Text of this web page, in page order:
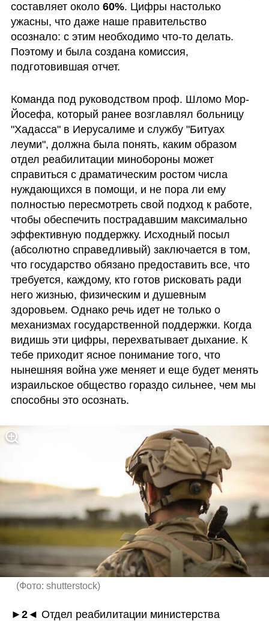
составляет около 60%. Цифры настолько
ужасны, что даже наше правительство
осознало: с этим необходимо что-то делать.
Поэтому и была создана комиссия,
подготовившая отчет.
Команда под руководством проф. Шломо Мор-
Йосефа, который ранее возглавлял больницу
"Хадасса" в Иерусалиме и службу "Битуах
леуми", должна была понять, каким образом
отдел реабилитации минобороны может
справиться с драматическим ростом числа
нуждающихся в помощи, и не пора ли ему
полностью пересмотреть свой подход к работе,
чтобы обеспечить пострадавшим максимально
эффективную поддержку. Исходный посыл
(абсолютно справедливый) заключается в том,
что государство обязано предоставить все, что
требуется, каждому, кто готов рисковать ради
него жизнью, физическим и душевным
здоровьем. Однако речь идет не только о
механизмах государственной поддержки. Когда
видишь эти цифры, перехватывает дыхание. К
тебе приходит ясное понимание того, что
нынешняя война уже меняет и еще будет менять
израильское общество гораздо сильнее, чем мы
способны это осознать.
(Фото: shutterstock)
►2◄ Отдел реабилитации министерства